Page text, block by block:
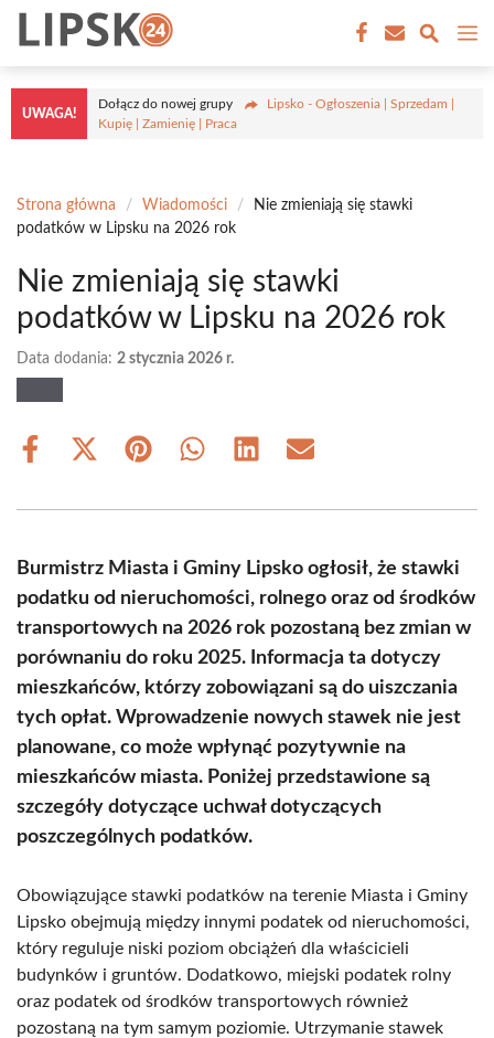
Przejdź
treści
UWAGA!
Dołącz do nowej grupy
Lipsko - Ogłoszenia | Sprzedam |
Kupię | Zamienię | Praca
Strona główna / Wiadomości /
Nie zmieniają się stawki
podatków w Lipsku na 2026 rok
Nie zmieniają się stawki
podatków w Lipsku na 2026 rok
Data dodania: 2 stycznia 2026 r.
Share
Share
(Twitter)
Share Share Share Share
Burmistrz Miasta i Gminy Lipsko ogłosił, że stawki
podatku od nieruchomości, rolnego oraz od środków
transportowych na 2026 rok pozostaną bez zmian w
porównaniu do roku 2025. Informacja ta dotyczy
mieszkańców, którzy zobowiązani są do uiszczania
tych opłat. Wprowadzenie nowych stawek nie jest
planowane, co może wpłynąć pozytywnie na
mieszkańców miasta. Poniżej przedstawione są
szczegóły dotyczące uchwał dotyczących
poszczególnych podatków.
Obowiązujące stawki podatków na terenie Miasta i Gminy
Lipsko obejmują między innymi podatek od nieruchomości,
który reguluje niski poziom obciążeń dla właścicieli
budynków i gruntów. Dodatkowo, miejski podatek rolny
oraz podatek od środków transportowych również
pozostaną na tym samym poziomie. Utrzymanie stawek